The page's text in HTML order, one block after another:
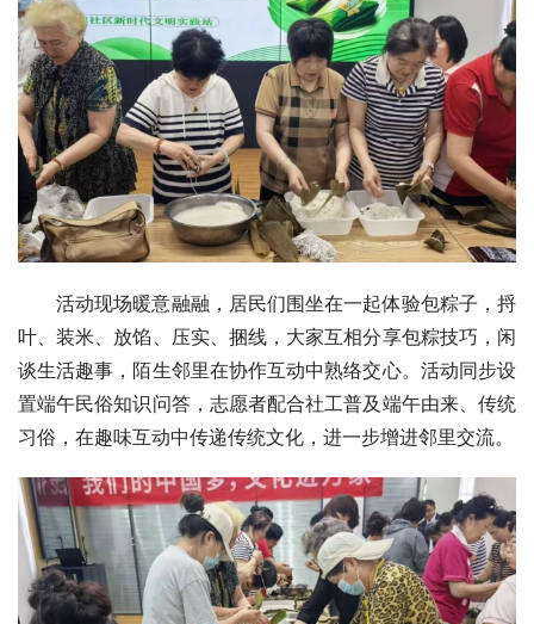
活动现场暖意融融，居民们围坐在一起体验包粽子，捋
叶、装米、放馅、压实、捆线，大家互相分享包粽技巧，闲
谈生活趣事，陌生邻里在协作互动中熟络交心。活动同步设
置端午民俗知识问答，志愿者配合社工普及端午由来、传统
习俗，在趣味互动中传递传统文化，进一步增进邻里交流。